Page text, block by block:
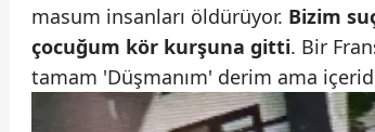
masum insanları öldürüyor. Bizim
çocuğum kör kurşuna gitti. Bir
tamam 'Düşmanım' derim ama